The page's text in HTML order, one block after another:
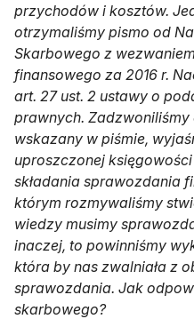
przychodów i kosztów.
otrzymaliśmy pismo od
Skarbowego z
finansowego za 2016 r.
art. 27 ust. 2 ustawy o
prawnych. Zadzwoniliśmy
wskazany w piśmie,
uproszczonej
składania sprawozdania
którym rozmywaliśmy
wiedzy musimy
inaczej, to powinniśmy
która by nas zwalniała z
sprawozdania. Jak
skarbowego?